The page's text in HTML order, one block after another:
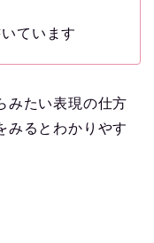
ています
みたい表現の仕方
みるとわかりやす